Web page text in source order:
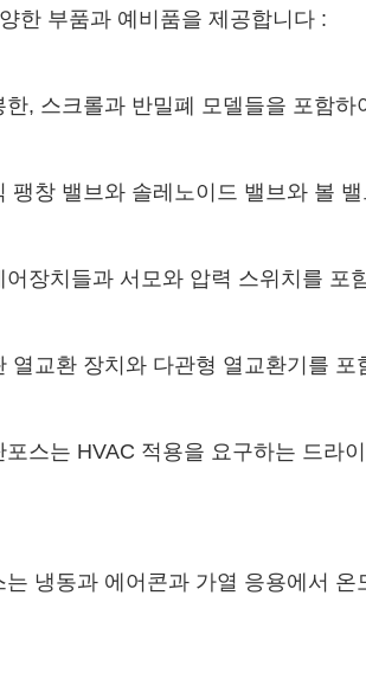
한 부품과 예비품을 제공합니다 :
한, 스크롤과 반밀폐 모델들을 포함
팽창 밸브와 솔레노이드 밸브와 볼
어장치들과 서모와 압력 스위치를 포
열교환 장치와 다관형 열교환기를
포스는 HVAC 적용을 요구하는 드라
는 냉동과 에어콘과 가열 응용에서